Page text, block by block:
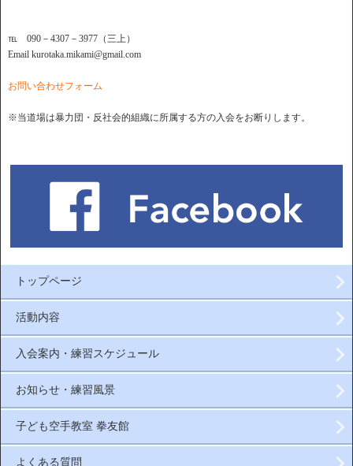
℡ 090－4307－3977（三上）
Email kurotaka.mikami@gmail.com
お問い合わせフォーム
※当道場は暴力団・反社会的組織に所属する方の入会をお断りします。
トップページ
活動内容
入会案内・練習スケジュール
お知らせ・練習風景
子ども空手教室 拳友館
よくある質問